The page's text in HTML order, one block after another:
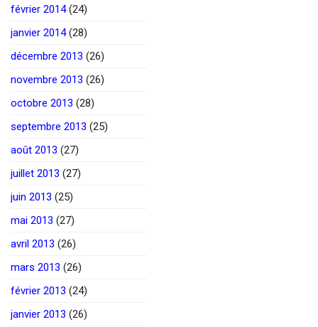
février 2014(24)
janvier 2014(28)
décembre 2013 (26)
novembre 2013 (26)
octobre 2013 (28)
septembre 2013 (25)
août 2013 (27)
juillet 2013 (27)
juin 2013 (25)
mai 2013 (27)
avril 2013 (26)
mars 2013 (26)
février 2013 (24)
janvier 2013 (26)